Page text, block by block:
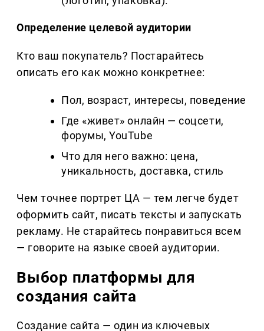
Определение целевой аудитории
Кто ваш покупатель? Постарайтесь
описать его как можно конкретнее:
Пол, возраст, интересы, поведение
Где «живет» онлайн — соцсети,
форумы, YouTube
Что для него важно: цена,
уникальность, доставка, стиль
Чем точнее портрет ЦА — тем легче будет
оформить сайт, писать тексты и запускать
рекламу. Не старайтесь понравиться всем
— говорите на языке своей аудитории.
Выбор платформы для
создания сайта
Создание сайта — один из ключевых